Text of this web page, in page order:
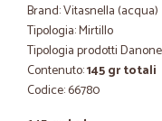
Brand: Vitasnella (acqua)
Tipologia: Mirtillo
Tipologia prodotti
Contenuto:145 gr totali
Codice: 66780